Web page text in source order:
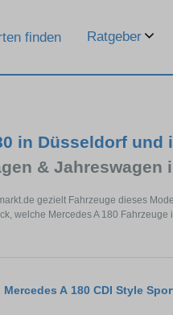
finden Ratgeber
in Düsseldorf und
&
gezielt Fahrzeuge dieses
welche Mercedes A 180 Fahrzeuge
Mercedes A 180 CDI Style